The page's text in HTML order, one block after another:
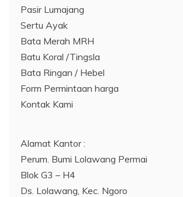
Pasir Lumajang
Sertu Ayak
Bata Merah MRH
Batu Koral /Tingsla
Bata Ringan / Hebel
Form Permintaan harga
Kontak Kami
Alamat Kantor :
Perum. Bumi Lolawang Permai
Blok G3 – H4
Ds. Lolawang, Kec. Ngoro